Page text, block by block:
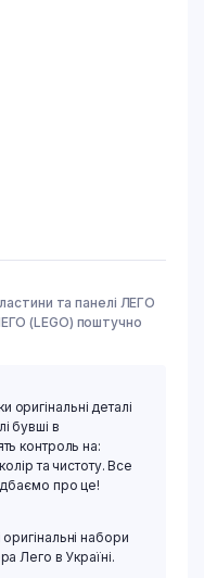
та панелі ЛЕГО
(LEGO) поштучно
деталі
бувші в
контроль на:
та чистоту. Все
про це!
набори
Лего в Україні.